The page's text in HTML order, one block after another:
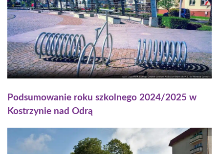
Podsumowanie roku szkolnego 2024/2025 w
Kostrzynie nad Odrą